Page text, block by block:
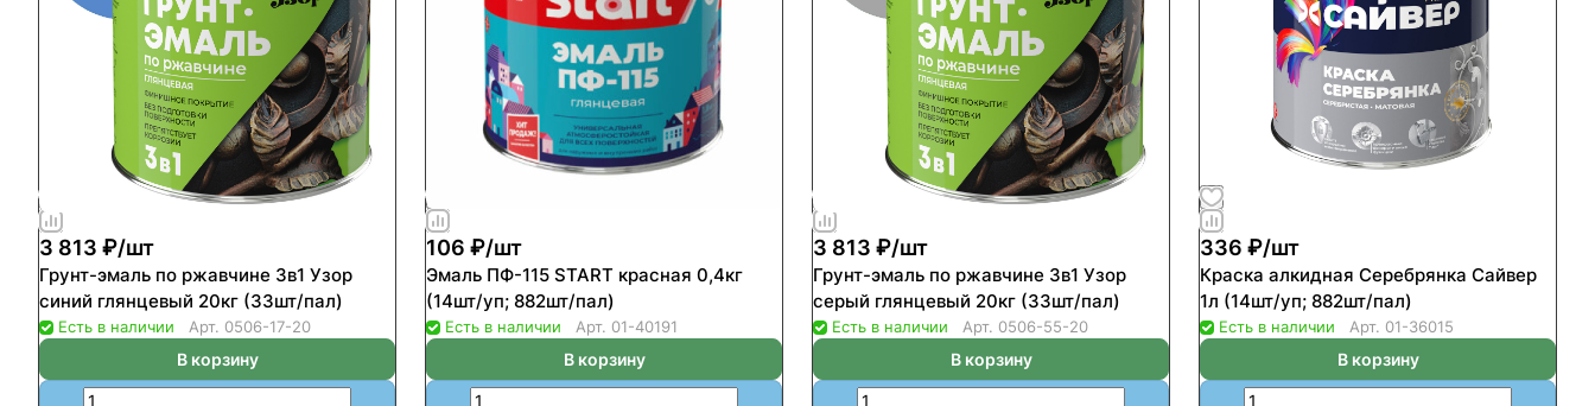
3 813 ₽/шт
Грунт-эмаль по ржавчине 3в1 Узор
синий глянцевый 20кг (33шт/пал)
Есть в наличии Арт. 0506-17-20
В корзину
106 ₽/шт
Эмаль ПФ-115 START красная 0,4кг
(14шт/уп; 882шт/пал)
Есть в наличии Арт. 01-40191
В корзину
3 813 ₽/шт
Грунт-эмаль по ржавчине 3в1 Узор
серый глянцевый 20кг (33шт/пал)
Есть в наличии Арт. 0506-55-20
В корзину
336 ₽/шт
Краска алкидная Серебрянка Сайвер
1л (14шт/уп; 882шт/пал)
Есть в наличии Арт. 01-36015
В корзину